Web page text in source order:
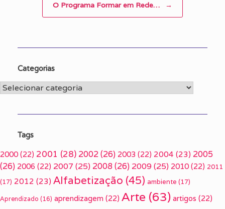
O Programa Formar em Rede… →
Categorias
Categorias
Tags
2000 (22) 2001 (28) 2002(26) 2003 (22) 2004 (23) 2005
(26) 2006 (22) 2007 (25) 2008(26) 2009(25) 2010 (22) 2011
(17) 2012 (23) Alfabetização (45) ambiente (17)
Aprendizado (16) aprendizagem (22) Arte (63) artigos (22)